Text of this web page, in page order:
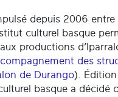
depuis 2006 entre
culturel basque
productions
des
de Durango).
basque a décidé